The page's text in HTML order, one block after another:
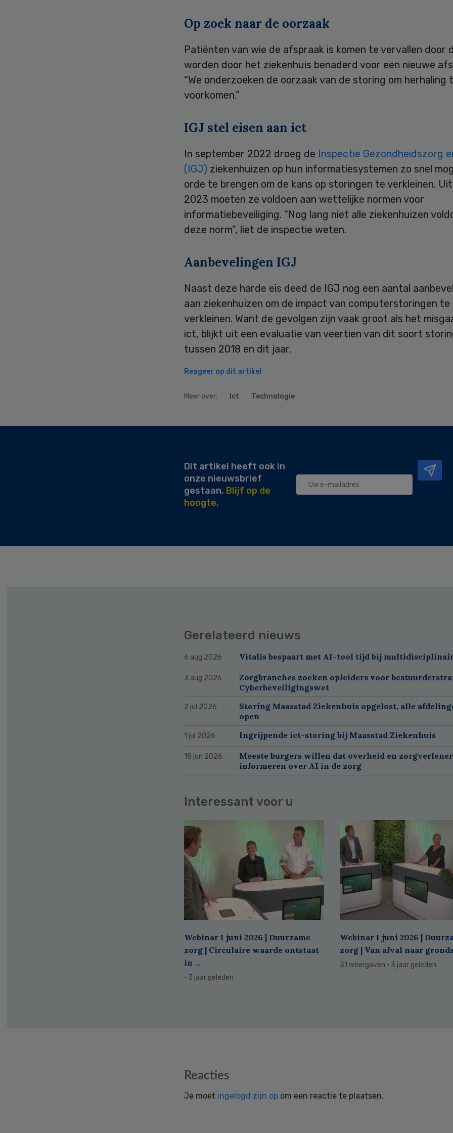
Op zoek naar de oorzaak
Patiënten van wie de afspraak is komen te vervallen door
worden door het ziekenhuis benaderd voor een nieuwe
“We onderzoeken de oorzaak van de storing om herhaling
voorkomen.”
IGJ stel eisen aan ict
In september 2022 droeg de Inspectie Gezondheidszorg
(IGJ) ziekenhuizen op hun informatiesystemen zo snel
orde te brengen om de kans op storingen te verkleinen.
2023 moeten ze voldoen aan wettelijke normen voor
informatiebeveiliging. “Nog lang niet alle ziekenhuizen
deze norm”, liet de inspectie weten.
Aanbevelingen IGJ
Naast deze harde eis deed de IGJ nog een aantal
aan ziekenhuizen om de impact van computerstoringen te
verkleinen. Want de gevolgen zijn vaak groot als het
ict, blijkt uit een evaluatie van veertien van dit soort
tussen 2018 en dit jaar.
Reageer op dit artikel
Meer over: Ict Technologie
Secondary
Dit artikel heeft ook in
onze nieuwsbrief
gestaan. Blijf op de
hoogte.
Gerelateerd nieuws
6 aug 2026 Vitalis bespaart met AI-tool tijd bij
3 aug 2026
Zorgbranches zoeken opleiders voor
Cyberbeveiligingswet
2 jul 2026
Storing Maasstad Ziekenhuis opgelost, alle
open
1 jul 2026 Ingrijpende ict-storing bij Maasstad Ziekenhuis
18 jun 2026
Meeste burgers willen dat overheid en
informeren over AI in de zorg
Interessant voor u
Webinar 1 juni 2026 | Duurzame
zorg | Circulaire waarde ontstaat
in ...
· 3 jaar geleden
Webinar 1 juni 2026 |
zorg | Van afval naar
31 weergaven · 3 jaar geleden
Reacties
Je moet ingelogd zijn op om een reactie te plaatsen.